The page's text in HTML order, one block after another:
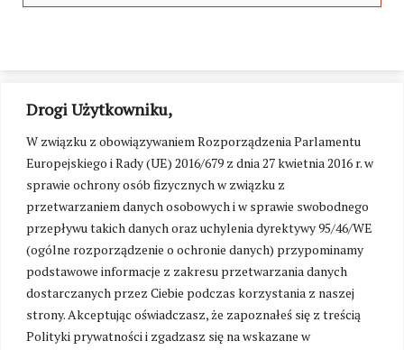
Drogi Użytkowniku,
W związku z obowiązywaniem Rozporządzenia Parlamentu
Europejskiego i Rady (UE) 2016/679 z dnia 27 kwietnia 2016 r. w
sprawie ochrony osób fizycznych w związku z
przetwarzaniem danych osobowych i w sprawie swobodnego
przepływu takich danych oraz uchylenia dyrektywy 95/46/WE
(ogólne rozporządzenie o ochronie danych) przypominamy
podstawowe informacje z zakresu przetwarzania danych
dostarczanych przez Ciebie podczas korzystania z naszej
strony. Akceptując oświadczasz, że zapoznałeś się z treścią
Polityki prywatności i zgadzasz się na wskazane w